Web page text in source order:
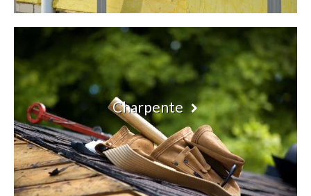
Charpente